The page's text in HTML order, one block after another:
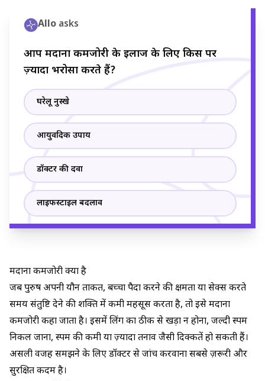
Allo asks
आप मर्दाना कमजोरी के इलाज के लिए किस पर
ज़्यादा भरोसा करते हैं?
घरेलू नुस्खे
आयुर्वेदिक उपाय
डॉक्टर की दवा
लाइफस्टाइल बदलाव
मर्दाना कमजोरी क्या है
जब पुरुष अपनी यौन ताकत, बच्चा पैदा करने की क्षमता या सेक्स करते
समय संतुष्टि देने की शक्ति में कमी महसूस करता है, तो इसे मर्दाना
कमजोरी कहा जाता है। इसमें लिंग का ठीक से खड़ा न होना, जल्दी स्पर्म
निकल जाना, स्पर्म की कमी या ज़्यादा तनाव जैसी दिक्कतें हो सकती हैं।
असली वजह समझने के लिए डॉक्टर से जांच करवाना सबसे ज़रूरी और
सुरक्षित कदम है।